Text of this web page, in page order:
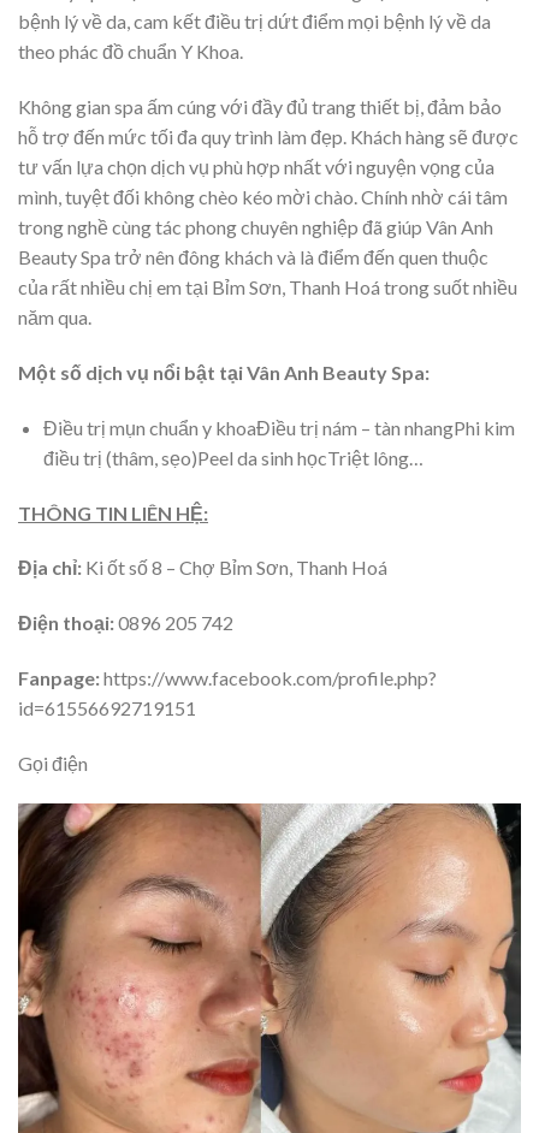
bệnh lý về da, cam kết điều trị dứt điểm mọi bệnh lý về da
theo phác đồ chuẩn Y Khoa.
Không gian spa ấm cúng với đầy đủ trang thiết bị, đảm bảo
hỗ trợ đến mức tối đa quy trình làm đẹp. Khách hàng sẽ được
tư vấn lựa chọn dịch vụ phù hợp nhất với nguyện vọng của
mình, tuyệt đối không chèo kéo mời chào. Chính nhờ cái tâm
trong nghề cùng tác phong chuyên nghiệp đã giúp Vân Anh
Beauty Spa trở nên đông khách và là điểm đến quen thuộc
của rất nhiều chị em tại Bỉm Sơn, Thanh Hoá trong suốt nhiều
năm qua.
Một số dịch vụ nổi bật tại Vân Anh Beauty Spa:
Điều trị mụn chuẩn y khoaĐiều trị nám – tàn nhangPhi kim
điều trị (thâm, sẹo)Peel da sinh họcTriệt lông…
THÔNG TIN LIÊN HỆ:
Địa chỉ: Ki ốt số 8 – Chợ Bỉm Sơn, Thanh Hoá
Điện thoại:0896 205 742
Fanpage:https://www.facebook.com/profile.php?
id=61556692719151
Gọi điện